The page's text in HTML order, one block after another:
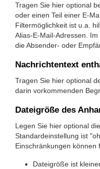
Tragen Sie hier optional
oder einen Teil einer E-
Filtermöglichkeit ist u.a.
Alias-E-Mail-Adressen.
die Absender- oder
Nachrichtentext
Tragen Sie hier optional
darin vorkommenden
Dateigröße des
Legen Sie hier optional
Standardeinstellung ist
Einschränkungen können
Dateigröße ist